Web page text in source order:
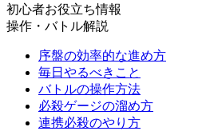
初心者お役立ち情報
操作・バトル解説
序盤の効率的な進め方
毎日やるべきこと
バトルの操作方法
必殺ゲージの溜め方
連携必殺のやり方